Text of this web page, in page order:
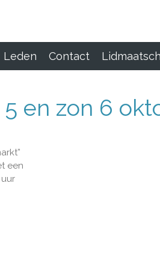
Leden Contact
en zon 6
een